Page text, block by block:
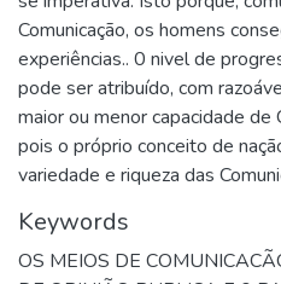
Comunicação, os homens
experiências.. 0 nivel de
pode ser atribuído, com
maior ou menor capacidade de
pois o próprio conceito de
variedade e riqueza das
Keywords
OS MEIOS DE